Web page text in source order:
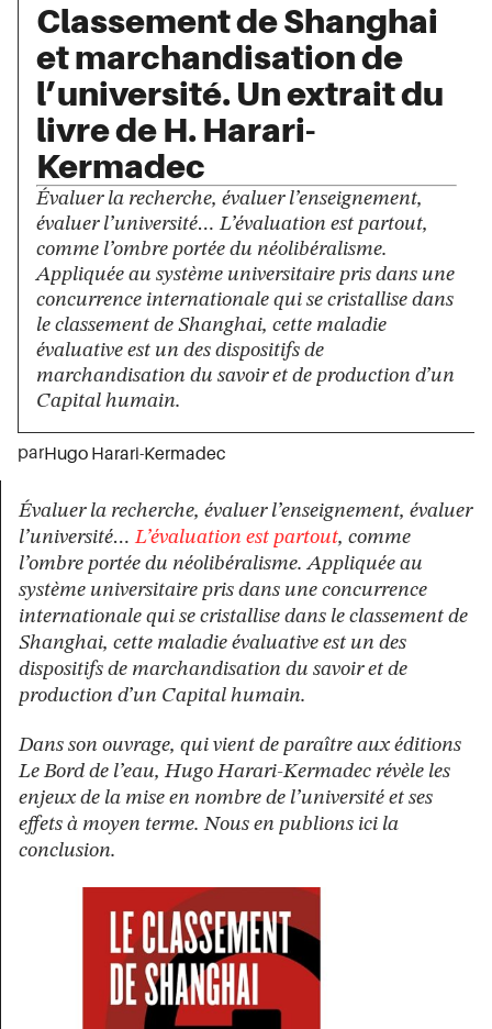
Classement de Shanghai
et marchandisation de
l’université. Un extrait du
livre de H. Harari-
Kermadec
Évaluer la recherche, évaluer l’enseignement,
évaluer l’université… L’évaluation est partout,
comme l’ombre portée du néolibéralisme.
Appliquée au système universitaire pris dans une
concurrence internationale qui se cristallise dans
le classement de Shanghai, cette maladie
évaluative est un des dispositifs de
marchandisation du savoir et de production d’un
Capital humain.
parHugo Harari-Kermadec
Évaluer la recherche, évaluer l’enseignement, évaluer
l’université…L’évaluation est partout, comme
l’ombre portée du néolibéralisme. Appliquée au
système universitaire pris dans une concurrence
internationale qui se cristallise dans le classement de
Shanghai, cette maladie évaluative est un des
dispositifs de marchandisation du savoir et de
production d’un Capital humain.
Dans son ouvrage, qui vient de paraître aux éditions
Le Bord de l’eau, Hugo Harari-Kermadec révèle les
enjeux de la mise en nombre de l’université et ses
effets à moyen terme. Nous en publions ici la
conclusion.